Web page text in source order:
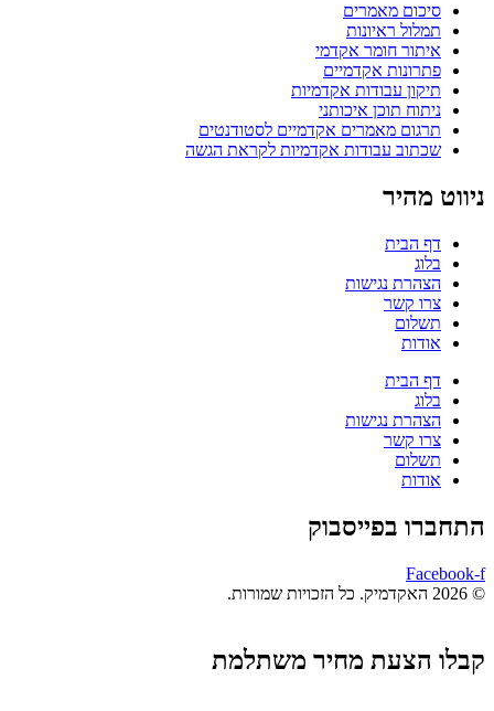
סיכום מאמרים
תמלול ראיונות
איתור חומר אקדמי
פתרונות אקדמיים
תיקון עבודות אקדמיות
ניתוח תוכן איכותני
תרגום מאמרים אקדמיים לסטודנטים
שכתוב עבודות אקדמיות לקראת הגשה
ניווט מהיר
דף הבית
בלוג
הצהרת נגישות
צרו קשר
תשלום
אודות
דף הבית
בלוג
הצהרת נגישות
צרו קשר
תשלום
אודות
התחברו בפייסבוק
Facebook-f
© 2026 האקדמיק. כל הזכויות שמורות.
קבלו הצעת מחיר משתלמת